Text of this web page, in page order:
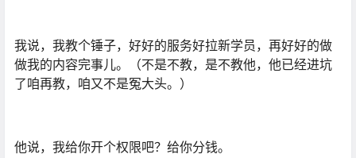
我说，我教个锤子，好好的服务好拉新学员，再好好的做
做我的内容完事儿。（不是不教，是不教他，他已经进坑
了咱再教，咱又不是冤大头。）
他说，我给你开个权限吧？给你分钱。